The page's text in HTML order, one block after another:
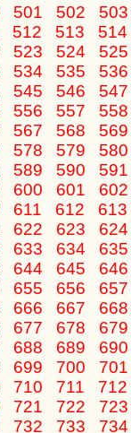
501 502
512 513
514
523 524
534 535
545 546
556 557
567 568
578 579
589 590
600 601
611 612
613
622 623
633 634
644 645
655 656
666 667
677 678
688 689
699 700
710 711
712
721 722
732 733